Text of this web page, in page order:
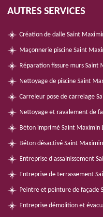
AUTRES SERVICES
Création de dalle Saint
Maçonnerie piscine Saint
Réparation fissure murs Saint
Nettoyage de piscine Saint
Carreleur pose de carrelage
Nettoyage et ravalement de
Béton imprimé Saint Maximin
Béton désactivé Saint
Entreprise d'assainissement
Entreprise de terrassement
Peintre et peinture de façade
Entreprise démolition et